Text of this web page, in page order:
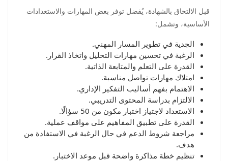
قبل الالتحاق بالشهادة، يُفضل توفر بعض المهارات والاستعدادات
الأساسية، وتشمل:
الجدية في تطوير المسار المهني.
الرغبة في تحسين مهارات التحليل واتخاذ القرار.
القدرة على التعلم والمتابعة الذاتية.
امتلاك مهارات تواصل مناسبة.
الاهتمام بفهم أساليب التفكير الإداري.
الالتزام بدراسة المحتوى التدريبي.
الاستعداد لاجتياز اختبار مكون من 50 سؤالًا.
القدرة على تطبيق المفاهيم على مواقف عملية.
مراجعة شروط الدعم في حال الرغبة في الاستفادة من
هدف.
تنظيم خطة مذاكرة واضحة قبل موعد الاختبار.